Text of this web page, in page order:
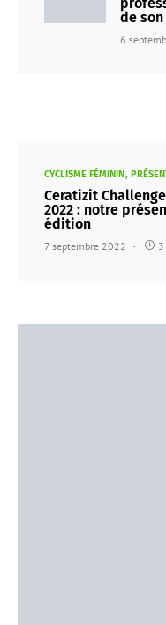
de
6
CYCLISME FÉMININ
Ceratizit
2022 : notre
édition
7 septembre 2022